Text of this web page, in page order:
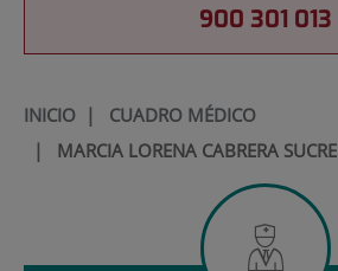
900 301 013
INICIO| CUADRO MÉDICO
| MARCIA LORENA CABRERA SUCRE